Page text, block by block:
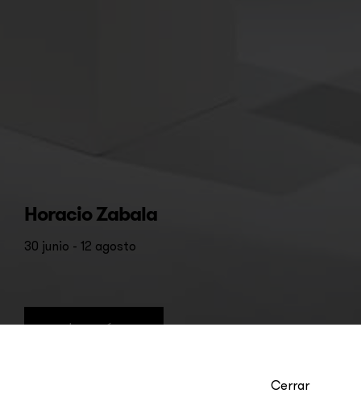
Cerrar
Horacio Zabala
30 junio - 12 agosto
leer más